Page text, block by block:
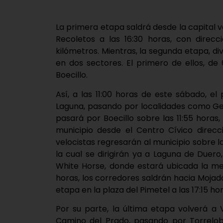
La primera etapa saldrá desde la capital
Recoletos a las 16:30 horas, con
kilómetros. Mientras, la segunda etapa,
en dos sectores. El primero de ellos,
Boecillo.
Así, a las 11:00 horas de este sábado,
Laguna, pasando por localidades como
pasará por Boecillo sobre las 11:55
municipio desde el Centro Cívico
velocistas regresarán al municipio sobre
la cual se dirigirán ya a Laguna de
White Horse, donde estará ubicada la
horas, los corredores saldrán hacia
etapa en la plaza del Pimetel a las 17:15
Por su parte, la última etapa volverá a